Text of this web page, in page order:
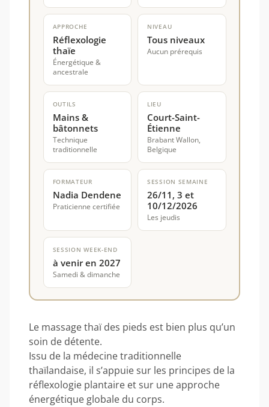
APPROCHE
Réflexologie
thaïe
Énergétique &
ancestrale
NIVEAU
Tous niveaux
Aucun prérequis
OUTILS
Mains &
bâtonnets
Technique
traditionnelle
LIEU
Court-Saint-
Étienne
Brabant Wallon,
Belgique
FORMATEUR
Nadia Dendene
Praticienne certifiée
SESSION SEMAINE
26/11, 3 et
10/12/2026
Les jeudis
SESSION WEEK-END
à venir en 2027
Samedi & dimanche
Le massage thaï des pieds est bien plus qu’un
soin de détente.
Issu de la médecine traditionnelle
thaïlandaise, il s’appuie sur les principes de la
réflexologie plantaire et sur une approche
énergétique globale du corps.